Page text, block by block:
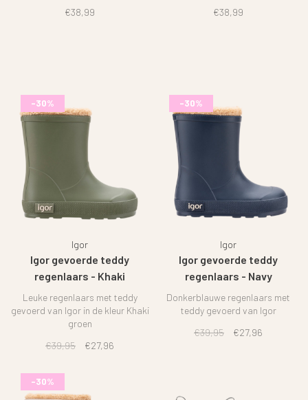
€38,99 €38,99
-30%
Igor
Igor gevoerde teddy
regenlaars - Khaki
Leuke regenlaars met teddy
gevoerd van Igor in de kleur Khaki
groen
€39,95
€27,96
-30%
Igor
Igor gevoerde teddy
regenlaars - Navy
Donkerblauwe regenlaars met
teddy gevoerd van Igor
€39,95
€27,96
-30%